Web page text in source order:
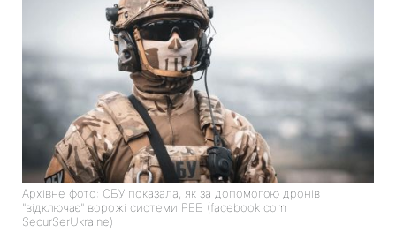
Архівне фото: СБУ показала, як за допомогою дронів
"відключає" ворожі системи РЕБ (facebook com
SecurSerUkraine)